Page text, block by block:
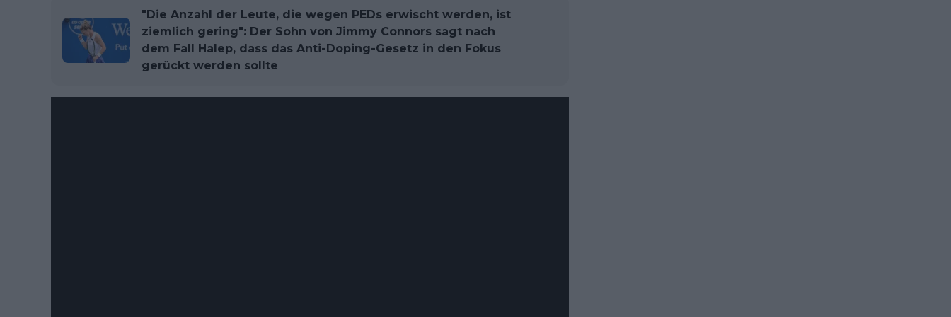
"Die Anzahl der Leute, die wegen PEDs erwischt werden, ist
ziemlich gering": Der Sohn von Jimmy Connors sagt nach
dem Fall Halep, dass das Anti-Doping-Gesetz in den Fokus
gerückt werden sollte